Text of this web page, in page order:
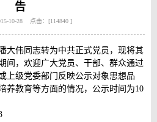
告
10-28 点击：[114840 ]
大伟同志转为中共正式党员，现将其
间，欢迎广大党员、干部、群众通过
上级党委部门反映公示对象思想品
养教育等方面的情况，公示时间为10